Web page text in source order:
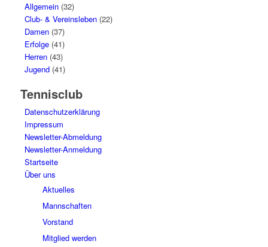
Allgemein(32)
Club- & Vereinsleben(22)
Damen(37)
Erfolge(41)
Herren(43)
Jugend(41)
Tennisclub
Datenschutzerklärung
Impressum
Newsletter-Abmeldung
Newsletter-Anmeldung
Startseite
Über uns
Aktuelles
Mannschaften
Vorstand
Mitglied werden